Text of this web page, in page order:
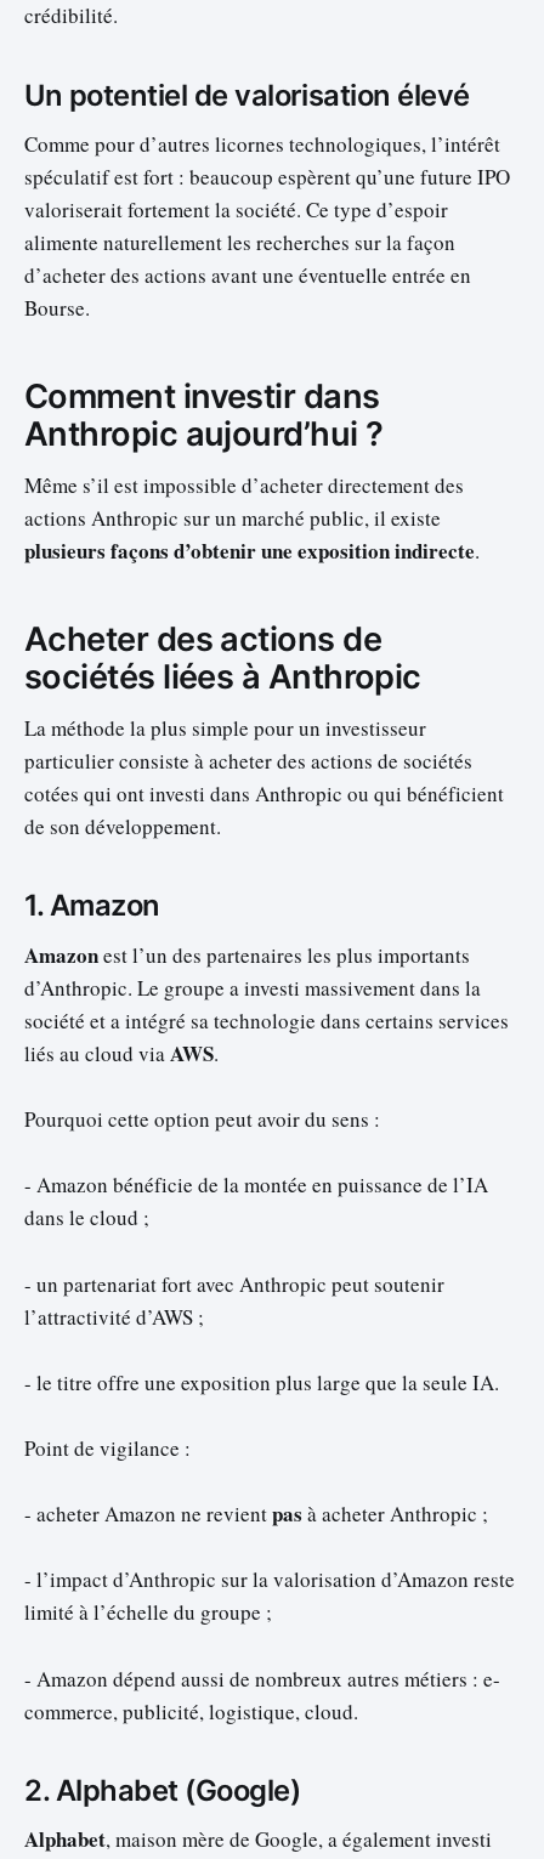
crédibilité.
Un potentiel de valorisation élevé
Comme pour d’autres licornes technologiques, l’intérêt
spéculatif est fort : beaucoup espèrent qu’une future IPO
valoriserait fortement la société. Ce type d’espoir
alimente naturellement les recherches sur la façon
d’acheter des actions avant une éventuelle entrée en
Bourse.
Comment investir dans
Anthropic aujourd’hui ?
Même s’il est impossible d’acheter directement des
actions Anthropic sur un marché public, il existe
plusieurs façons d’obtenir une exposition indirecte.
Acheter des actions de
sociétés liées à Anthropic
La méthode la plus simple pour un investisseur
particulier consiste à acheter des actions de sociétés
cotées qui ont investi dans Anthropic ou qui bénéficient
de son développement.
1. Amazon
Amazonest l’un des partenaires les plus importants
d’Anthropic. Le groupe a investi massivement dans la
société et a intégré sa technologie dans certains services
liés au cloud viaAWS.
Pourquoi cette option peut avoir du sens :
- Amazon bénéficie de la montée en puissance de l’IA
dans le cloud ;
- un partenariat fort avec Anthropic peut soutenir
l’attractivité d’AWS ;
- le titre offre une exposition plus large que la seule IA.
Point de vigilance :
- acheter Amazon ne revientpas à acheter Anthropic ;
- l’impact d’Anthropic sur la valorisation d’Amazon reste
limité à l’échelle du groupe ;
- Amazon dépend aussi de nombreux autres métiers : e-
commerce, publicité, logistique, cloud.
2. Alphabet (Google)
Alphabet, maison mère de Google, a également investi